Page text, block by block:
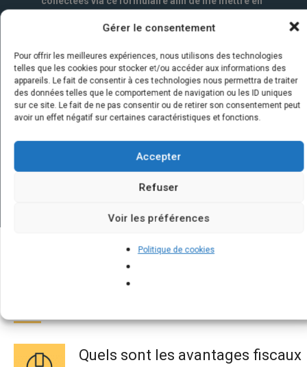
Gérer le consentement
Pour offrir les meilleures expériences, nous utilisons des technologies
telles que les cookies pour stocker et/ou accéder aux informations des
appareils. Le fait de consentir à ces technologies nous permettra de traiter
des données telles que le comportement de navigation ou les ID uniques
sur ce site. Le fait de ne pas consentir ou de retirer son consentement peut
avoir un effet négatif sur certaines caractéristiques et fonctions.
Accepter
Refuser
Voir les préférences
Politique de cookies
un an par la société Marketizi SAS et destinées au
Quelques infos sur nos centrales
Quels sont les avantages fiscaux